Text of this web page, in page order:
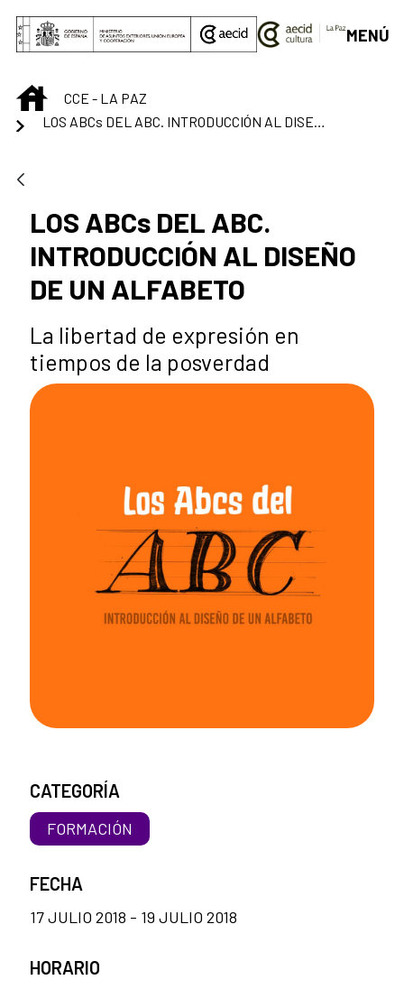
Saltar al contenido principal
MENÚ
INICIOCCE - LA PAZ
LOS ABCs DEL ABC. INTRODUCCIÓN AL DISEÑO DE UN ALFABETO
LOS ABCs DEL ABC.
INTRODUCCIÓN AL DISEÑO
DE UN ALFABETO
La libertad de expresión en
tiempos de la posverdad
CATEGORÍA
FORMACIÓN
FECHA
17 JULIO 2018 - 19 JULIO 2018
HORARIO